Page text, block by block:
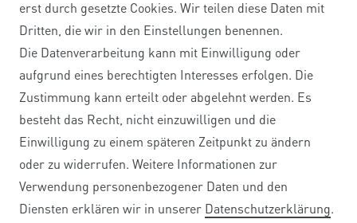
VERTRAG WIDERRUFEN Kontakt
SERVICE
ZAHLUNG UND VERSAND
erst durch gesetzte Cookies. Wir teilen diese Daten mit
Dritten, die wir in den Einstellungen benennen.
Die Datenverarbeitung kann mit Einwilligung oder
aufgrund eines berechtigten Interesses erfolgen. Die
Zustimmung kann erteilt oder abgelehnt werden. Es
besteht das Recht, nicht einzuwilligen und die
Einwilligung zu einem späteren Zeitpunkt zu ändern
oder zu widerrufen. Weitere Informationen zur
Verwendung personenbezogener Daten und den
Diensten erklären wir in unserer Daten­schutz­erklärung.